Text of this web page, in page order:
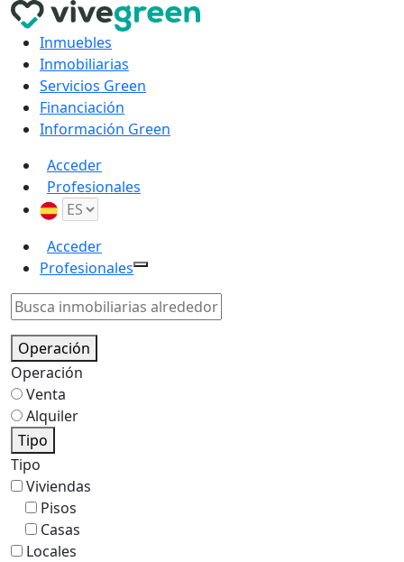
Inmuebles
Inmobiliarias
Servicios Green
Financiación
Información Green
Acceder
Profesionales
Acceder
Profesionales
Operación
Operación
Venta
Alquiler
Tipo
Tipo
Viviendas
Pisos
Casas
Locales